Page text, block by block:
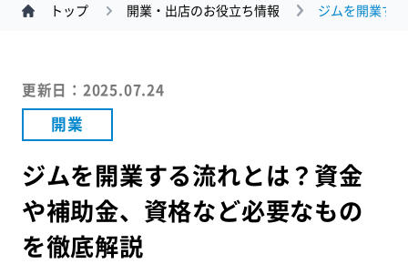
トップ 開業・出店のお役立ち情報 ジムを開業す
更新日：2025.07.24
開業
ジムを開業する流れとは？資金
や補助金、資格など必要なもの
を徹底解説